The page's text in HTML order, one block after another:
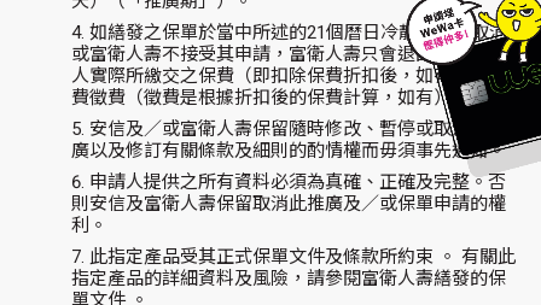
如繕發之保單於當中所述的21個曆日冷靜期內被取消
或富衛人壽不接受其申請，富衛人壽只會退回保單持有
人實際所繳交之保費（即扣除保費折扣後，如有）及保
費徵費（徵費是根據折扣後的保費計算，如有）。
安信及／或富衛人壽保留隨時修改、暫停或取消此推
廣以及修訂有關條款及細則的酌情權而毋須事先通知。
申請人提供之所有資料必須為真確、正確及完整。否
則安信及富衛人壽保留取消此推廣及／或保單申請的權
利。
此指定產品受其正式保單文件及條款所約束 。 有關此
指定產品的詳細資料及風險，請參閱富衛人壽繕發的保
單文件 。